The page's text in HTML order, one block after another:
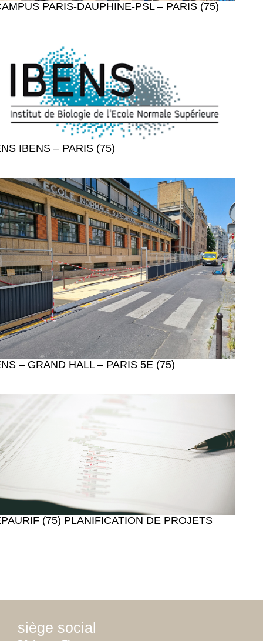
PARIS-DAUPHINE-PSL – PARIS (75)
IBENS – PARIS (75)
– GRAND HALL – PARIS 5E (75)
(75) PLANIFICATION DE PROJETS
siège social